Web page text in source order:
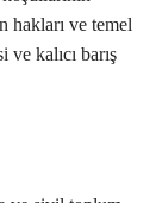
hakları ve temel
kalıcı barış